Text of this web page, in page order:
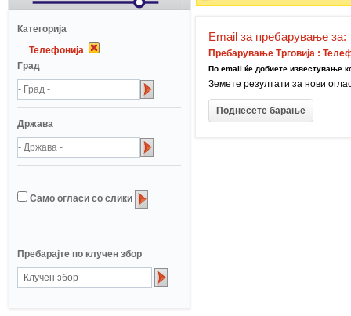
Катeгорија
Телефонија
Град
Држава
Само огласи со слики
Пребарајте по клучен збор
Email за пребарување за:
Пребарување Трговија :
По email ќе добиете известување
Земете резултати за нови